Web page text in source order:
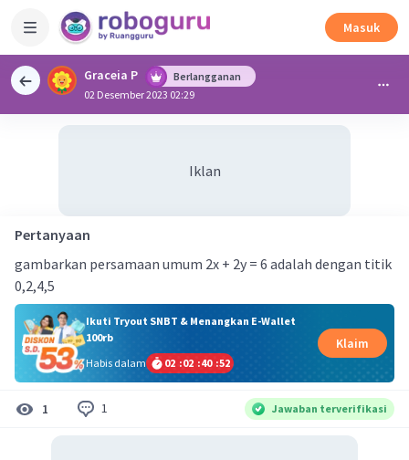
Masuk
Graceia P
Berlangganan
02 Desember 2023 02:29
Iklan
Pertanyaan
gambarkan persamaan umum 2x + 2y = 6 adalah dengan titik
0,2,4,5
Ikuti Tryout SNBT & Menangkan E-Wallet
100rb
Habis dalam
02 :02 :40 :51
Klaim
1 1 Jawaban terverifikasi